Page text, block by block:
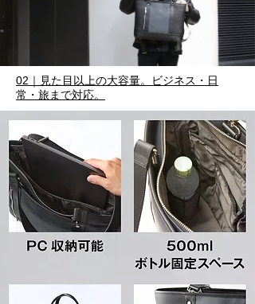
02｜見た目以上の大容量。ビジネス・日
常・旅まで対応。